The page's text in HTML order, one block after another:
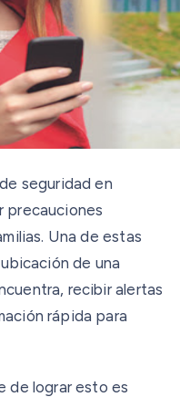
seguridad en
precauciones
Una de estas
de una
recibir alertas
rápida para
de lograr esto es